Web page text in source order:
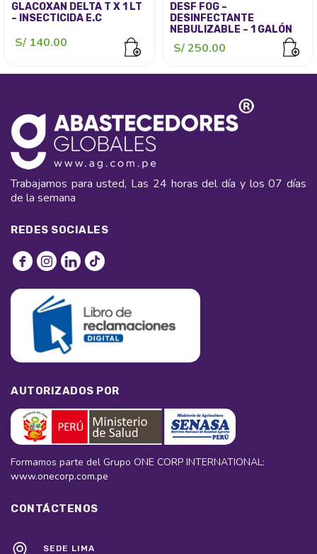
GLACOXAN DELTA T X 1 LT
– INSECTICIDA E.C
S/ 140.00
DESF FOG –
DESINFECTANTE
NEBULIZABLE – 1 GALÓN
S/250.00
Trabajamos para usted, Las 24 horas del día y los 07 días
de la semana
REDES SOCIALES
AUTORIZADOS POR
Formamos parte del Grupo ONE CORP INTERNATIONAL:
www.onecorp.com.pe
CONTÁCTENOS
SEDE LIMA